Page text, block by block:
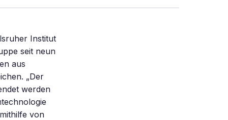
Institut
seit neun
aus
„Der
werden
von